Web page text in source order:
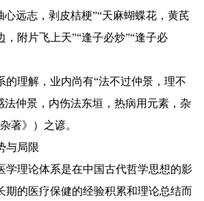
心远志，剥皮桔梗”“天麻蝴蝶花，黄芪
，附片飞上天”“逢子必炒”“逢子必
的理解，业内尚有“法不过仲景，理不
法仲景，内伤法东垣，热病用元素，杂
著》）之谚。
与局限
学理论体系是在中国古代哲学思想的影
期的医疗保健的经验积累和理论总结而